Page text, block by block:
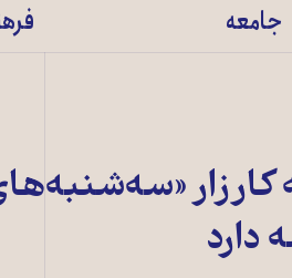
جامعه
«سه‌شنبه‌های
دارد